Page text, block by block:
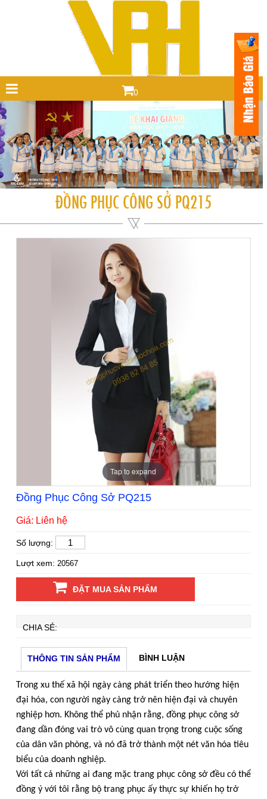
0
ĐỒNG PHỤC CÔNG SỞ PQ215
Tap to expand
Đồng Phục Công Sở PQ215
Giá: Liên hệ
Số lượng:
Lượt xem: 20567
ĐẶT MUA SẢN PHẨM
CHIA SẺ:
THÔNG TIN SẢN PHẨM BÌNH LUẬN
Trong xu thế xã hội ngày càng phát triển theo hướng hiện
đại hóa, con người ngày càng trở nên hiện đại và chuyên
nghiệp hơn. Không thể phủ nhận rằng, đồng phục công sở
đang dần đóng vai trò vô cùng quan trọng trong cuộc sống
của dân văn phòng, và nó đã trở thành một nét văn hóa tiêu
biểu của doanh nghiệp.
Với tất cả những ai đang mặc trang phục công sở đều có thể
đồng ý với tôi rằng bộ trang phục ấy thực sự khiến họ trở